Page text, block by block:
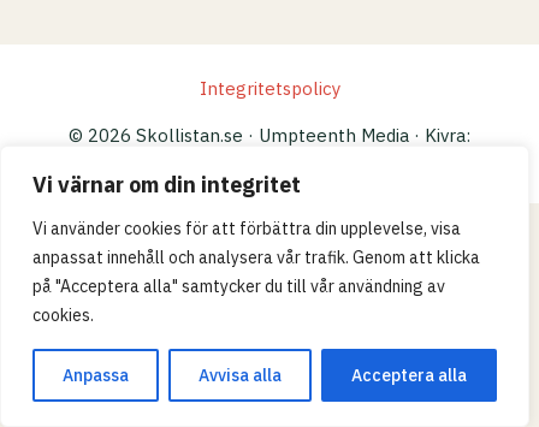
Vi värnar om din integritet
Vi använder cookies för att förbättra din upplevelse, visa
anpassat innehåll och analysera vår trafik. Genom att klicka
på "Acceptera alla" samtycker du till vår användning av
cookies.
Anpassa Avvisa alla Acceptera alla
Integritetspolicy
© 2026 Skollistan.se · Umpteenth Media · Kivra: